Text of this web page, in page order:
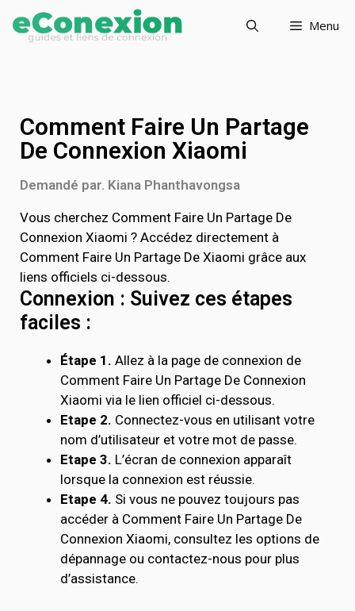
Menu
Comment Faire Un Partage
De Connexion Xiaomi
Demandé par. Kiana Phanthavongsa
Vous cherchez Comment Faire Un Partage De
Connexion Xiaomi ? Accédez directement à
Comment Faire Un Partage De Xiaomi grâce aux
liens officiels ci-dessous.
Connexion : Suivez ces étapes
faciles :
Étape 1. Allez à la page de connexion de
Comment Faire Un Partage De Connexion
Xiaomi via le lien officiel ci-dessous.
Etape 2. Connectez-vous en utilisant votre
nom d’utilisateur et votre mot de passe.
Etape 3. L’écran de connexion apparaît
lorsque la connexion est réussie.
Etape 4. Si vous ne pouvez toujours pas
accéder à Comment Faire Un Partage De
Connexion Xiaomi, consultez les options de
dépannage ou contactez-nous pour plus
d’assistance.